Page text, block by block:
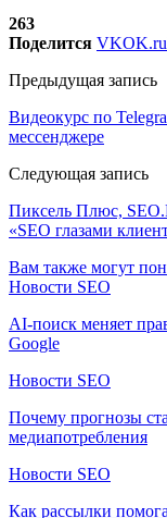
263
Поделится VKOK.ru
Предыдущая запись
Видеокурс по
мессенджере
Следующая запись
Пиксель Плюс,
«SEO глазами
Вам также могут
Новости SEO
AI-поиск меняет
Google
Новости SEO
Почему прогнозы
медиапотребления
Новости SEO
Как рассылки